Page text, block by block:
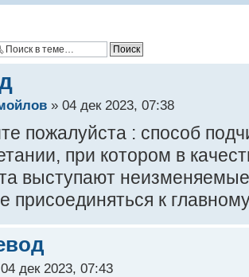
» 04 дек 2023, 07:38
пожалуйста : способ
при котором в
выступают
присоединяться к
дек 2023, 07:43